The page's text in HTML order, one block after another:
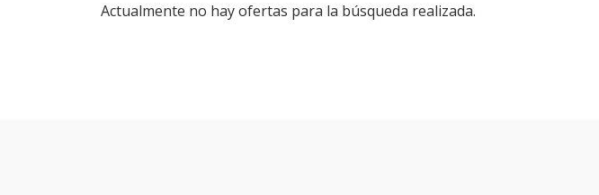
Actualmente no hay ofertas para la búsqueda realizada.